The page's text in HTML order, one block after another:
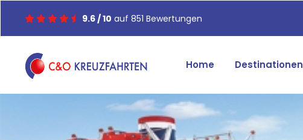
9.6 / 10 auf 851 Bewertungen
Home Destinationen